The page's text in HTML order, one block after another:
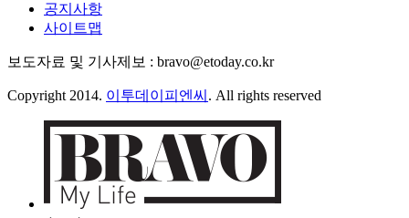
공지사항
사이트맵
보도자료 및 기사제보 : bravo@etoday.co.kr
Copyright 2014. 이투데이피엔씨 . All rights reserved